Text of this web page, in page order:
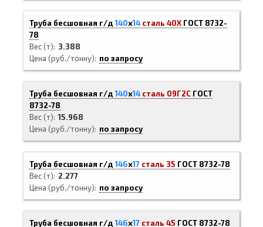
Труба бесшовная г/д140х14 сталь 40Х ГОСТ 8732-
78
Вес (т)
3.388
Цена (руб./тонну)
по запросу
Труба бесшовная г/д140х14 сталь 09Г2С ГОСТ
8732-78
Вес (т) 15.968
Цена (руб./тонну)
по запросу
Труба бесшовная г/д146х17 сталь 35 ГОСТ 8732-78
Вес (т)
2.277
Цена (руб./тонну)
по запросу
Труба бесшовная г/д146х17 сталь 45 ГОСТ 8732-78